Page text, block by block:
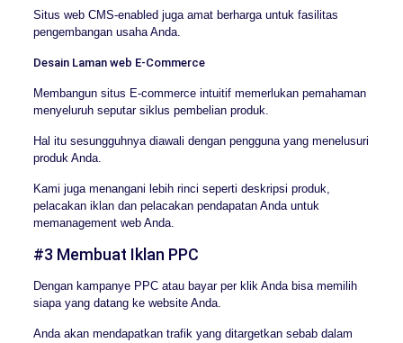
Situs web CMS-enabled juga amat berharga untuk fasilitas
pengembangan usaha Anda.
Desain Laman web E-Commerce
Membangun situs E-commerce intuitif memerlukan pemahaman
menyeluruh seputar siklus pembelian produk.
Hal itu sesungguhnya diawali dengan pengguna yang menelusuri
produk Anda.
Kami juga menangani lebih rinci seperti deskripsi produk,
pelacakan iklan dan pelacakan pendapatan Anda untuk
memanagement web Anda.
#3 Membuat Iklan PPC
Dengan kampanye PPC atau bayar per klik Anda bisa memilih
siapa yang datang ke website Anda.
Anda akan mendapatkan trafik yang ditargetkan sebab dalam